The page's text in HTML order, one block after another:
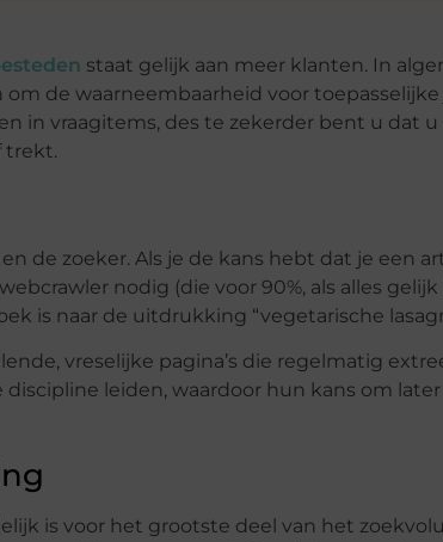
staat gelijk aan meer klanten. In
de waarneembaarheid voor
in vraagitems, des te zekerder bent u dat
trekt.
de zoeker. Als je de kans hebt dat je een
nodig (die voor 90%, als alles gelijk
is naar de uitdrukking “vegetarische
vreselijke pagina’s die regelmatig
leiden, waardoor hun kans om
is voor het grootste deel van het